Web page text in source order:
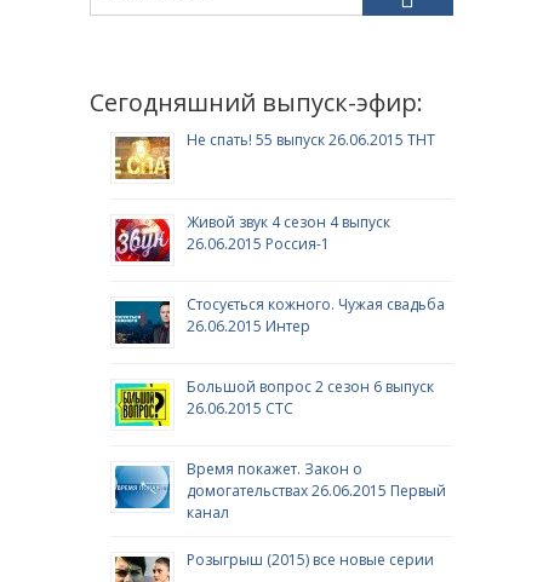
Сегодняшний выпуск-эфир:
Не спать! 55 выпуск 26.06.2015 ТНТ
Живой звук 4 сезон 4 выпуск
26.06.2015 Россия-1
Стосується кожного. Чужая свадьба
26.06.2015 Интер
Большой вопрос 2 сезон 6 выпуск
26.06.2015 СТС
Время покажет. Закон о
домогательствах 26.06.2015 Первый
канал
Розыгрыш (2015) все новые серии